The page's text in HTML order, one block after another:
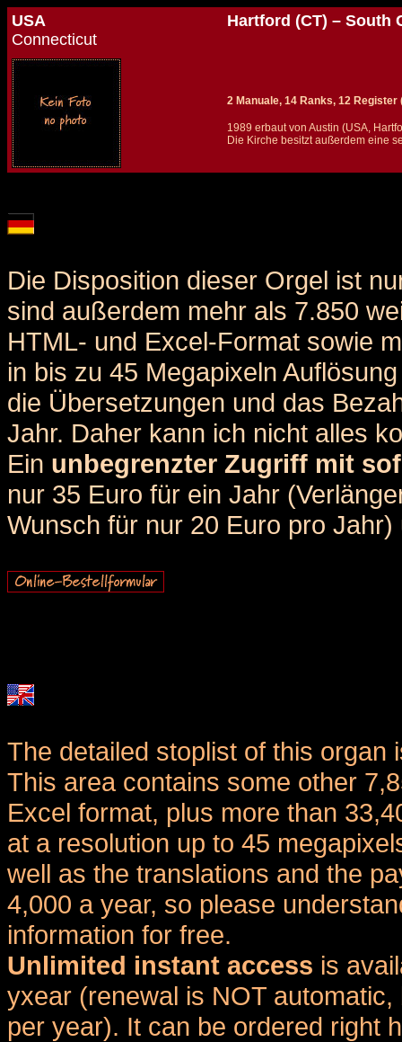
USA
Connecticut
Hartford (CT) – South
2 Manuale, 14 Ranks, 12 Register
1989 erbaut von Austin (USA,
Die Kirche besitzt außerdem eine
Die Disposition dieser Orgel ist
sind außerdem mehr als 7.850
HTML- und Excel-Format sowie
in bis zu 45 Megapixeln
die Übersetzungen und das
Jahr. Daher kann ich nicht alles
Ein unbegrenzter Zugriff mit
nur 35 Euro für ein Jahr
Wunsch für nur 20 Euro pro
The detailed stoplist of this
This area contains some other
Excel format, plus more than
at a resolution up to 45
well as the translations and the
4,000 a year, so please
information for free.
Unlimited instant access is
yxear (renewal is NOT
per year). It can be ordered right